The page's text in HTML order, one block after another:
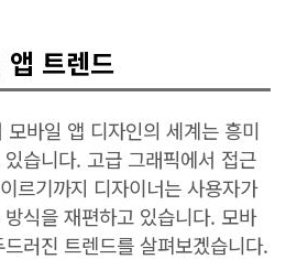
트렌드
바일 앱 디자인의 세계는 흥미
습니다. 고급 그래픽에서 접근
르기까지 디자이너는 사용자가
식을 재편하고 있습니다. 모바
러진 트렌드를 살펴보겠습니다.